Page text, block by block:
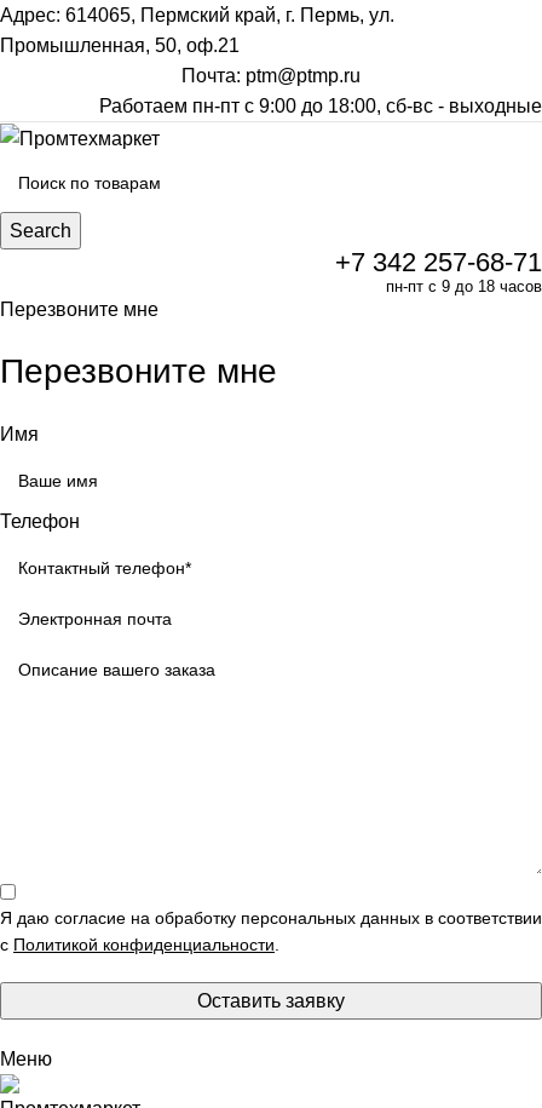
Адрес: 614065, Пермский край, г. Пермь, ул.
Промышленная, 50, оф.21
Почта: ptm@ptmp.ru
Работаем пн-пт с 9:00 до 18:00, сб-вс - выходные
Search
+7 342 257-68-71
пн-пт с 9 до 18 часов
Перезвоните мне
Перезвоните мне
Имя
Телефон
Я даю согласие на обработку персональных данных в соответствии
с Политикой конфиденциальности.
Оставить заявку
Меню